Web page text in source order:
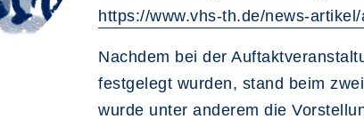
https://www.vhs-th.de/news-
Nachdem bei der
festgelegt wurden, stand beim
wurde unter anderem die